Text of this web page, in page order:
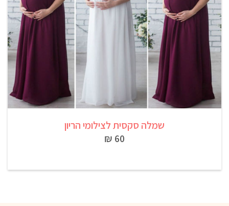
שמלה סקסית לצילומי הריון
60 ₪